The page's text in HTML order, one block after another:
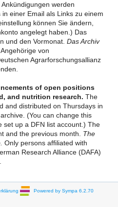
Ankündigungen werden
einer Email als Links zu einem
können Sie ändern,
angelegt haben.) Das
und den Vormonat. Das Archiv
Angehörige von
Agrarforschungsallianz
of open positions
and nutrition research. The
and distributed on Thursdays in
(You can change this
set up a DFN list account.) The
and the previous month. The
Only persons affiliated with
Research Alliance (DAFA)
Powered by Sympa 6.2.70